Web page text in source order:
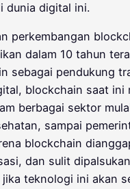
dunia digital ini.
perkembangan
dalam 10 tahun
sebagai pendukung
blockchain saat ini
berbagai sektor
sampai
blockchain
dan sulit
teknologi ini akan